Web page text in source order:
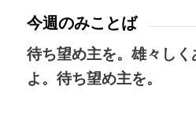
今週のみことば
待ち望め主を。雄々し
よ。待ち望め主を。